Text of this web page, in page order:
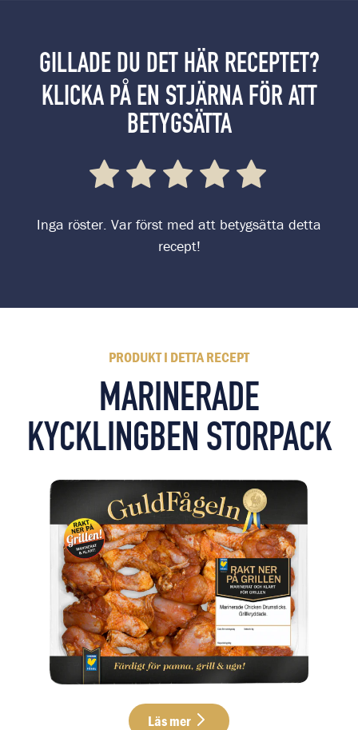
GILLADE DU DET HÄR RECEPTET?
KLICKA PÅ EN STJÄRNA FÖR ATT
BETYGSÄTTA
Inga röster. Var först med att betygsätta detta
recept!
PRODUKT I DETTA RECEPT
MARINERADE
KYCKLINGBEN STORPACK
Läs mer